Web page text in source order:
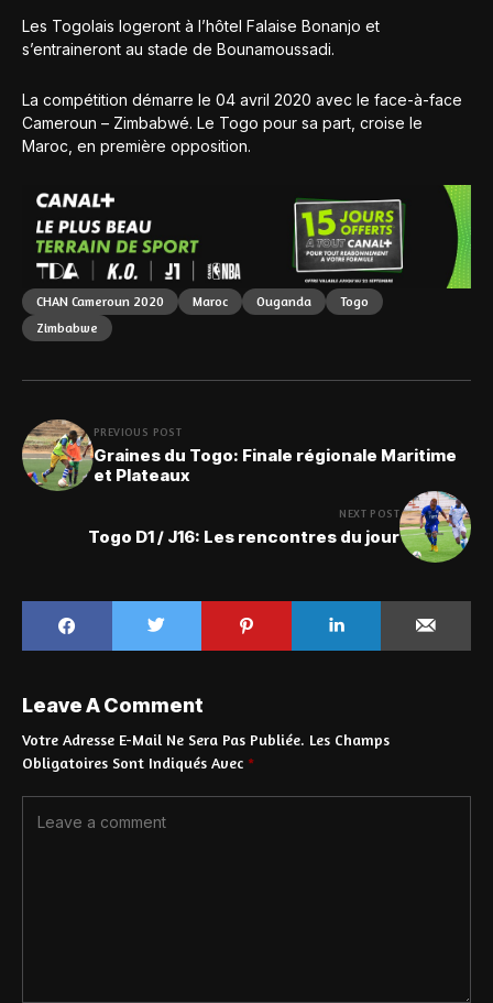
Les Togolais logeront à l’hôtel Falaise Bonanjo et
s’entraineront au stade de Bounamoussadi.
La compétition démarre le 04 avril 2020 avec le face-à-face
Cameroun – Zimbabwé. Le Togo pour sa part, croise le
Maroc, en première opposition.
CHAN Cameroun 2020 Maroc Ouganda
Togo
Zimbabwe
PREVIOUS POST
Graines du Togo: Finale régionale Maritime
et Plateaux
NEXT POST
Togo D1 / J16: Les rencontres du jour
Leave A Comment
Votre Adresse E-Mail Ne Sera Pas Publiée. Les Champs
Obligatoires Sont Indiqués Avec *